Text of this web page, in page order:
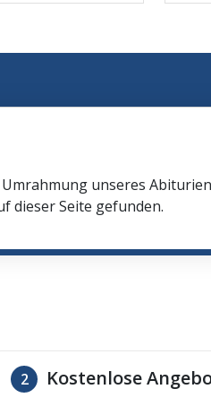
unseres
dieser Seite gefunden.
2 Kostenlose